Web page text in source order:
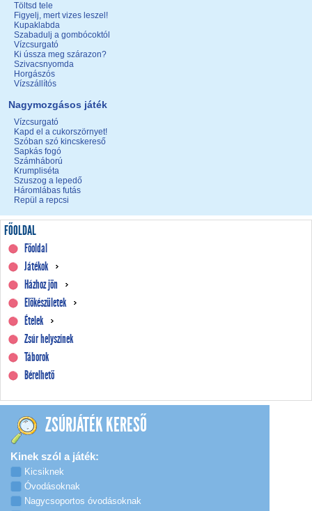
Töltsd tele
Figyelj, mert vizes leszel!
Kupaklabda
Szabadulj a gombócoktól
Vízcsurgató
Ki ússza meg szárazon?
Szivacsnyomda
Horgászós
Vízszállítós
Nagymozgásos játék
Vízcsurgató
Kapd el a cukorszörnyet!
Szóban szó kincskereső
Sapkás fogó
Számháború
Krumpliséta
Szuszog a lepedő
Háromlábas futás
Repül a repcsi
FŐOLDAL
Főoldal
Játékok
Házhoz jön
Előkészületek
Ételek
Zsúr helyszínek
Táborok
Bérelhető
ZSÚRJÁTÉK KERESŐ
Kinek szól a játék:
Kicsiknek
Óvodásoknak
Nagycsoportos óvodásoknak